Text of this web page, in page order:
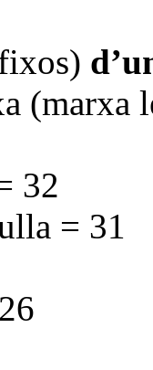
(marxa
32
= 31